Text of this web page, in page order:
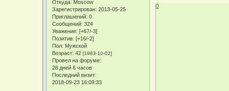
Откуда: Moscow
Зарегистрирован: 2013-05-25
Приглашений: 0
Сообщений: 324
Уважение: [+67/-3]
Позитив: [+16/-2]
Пол: Мужской
Возраст: 42[1983-10-02]
Провел на форуме:
28 дней 6 часов
Последний визит:
2018-09-23 16:09:33
0